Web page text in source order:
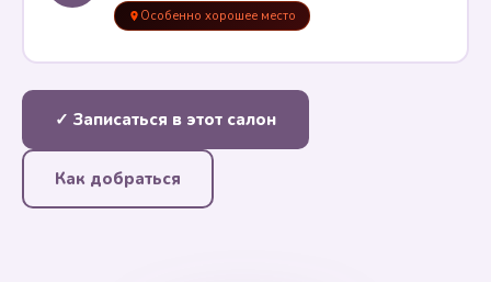
Особенно хорошее место
✓ Записаться в этот салон
Как добраться